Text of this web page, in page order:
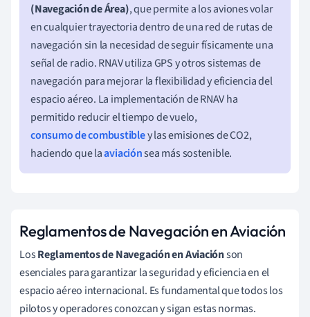
(Navegación de Área), que permite a los aviones volar
en cualquier trayectoria dentro de una red de rutas de
navegación sin la necesidad de seguir físicamente una
señal de radio. RNAV utiliza GPS y otros sistemas de
navegación para mejorar la flexibilidad y eficiencia del
espacio aéreo. La implementación de RNAV ha
permitido reducir el tiempo de vuelo,
consumo de combustibley las emisiones de CO2,
haciendo que laaviaciónsea más sostenible.
Reglamentos de Navegación en Aviación
LosReglamentos de Navegación en Aviaciónson
esenciales para garantizar la seguridad y eficiencia en el
espacio aéreo internacional. Es fundamental que todos los
pilotos y operadores conozcan y sigan estas normas.